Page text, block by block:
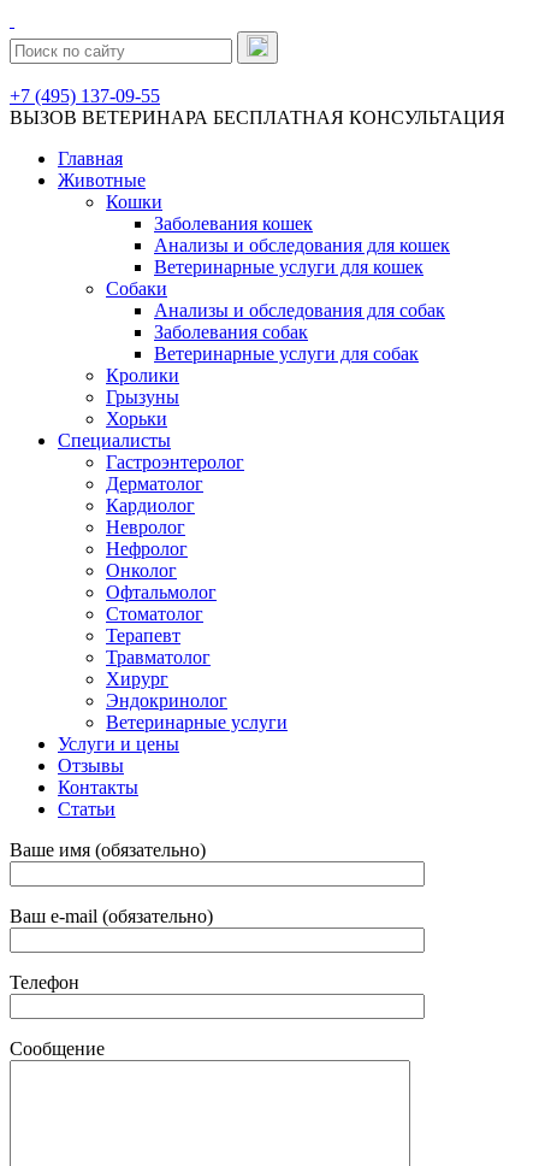
+7 (495) 137-09-55
ВЫЗОВ ВЕТЕРИНАРА БЕСПЛАТНАЯ КОНСУЛЬТАЦИЯ
Главная
Животные
Кошки
Заболевания кошек
Анализы и обследования для кошек
Ветеринарные услуги для кошек
Собаки
Анализы и обследования для собак
Заболевания собак
Ветеринарные услуги для собак
Кролики
Грызуны
Хорьки
Специалисты
Гастроэнтеролог
Дерматолог
Кардиолог
Невролог
Нефролог
Онколог
Офтальмолог
Стоматолог
Терапевт
Травматолог
Хирург
Эндокринолог
Ветеринарные услуги
Услуги и цены
Отзывы
Контакты
Статьи
Ваше имя (обязательно)
Ваш e-mail (обязательно)
Телефон
Сообщение